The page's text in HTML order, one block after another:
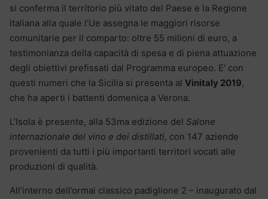
si conferma il territorio più vitato del Paese e la Regione
italiana alla quale l’Ue assegna le maggiori risorse
comunitarie per il comparto: oltre 55 milioni di euro, a
testimonianza della capacità di spesa e di piena attuazione
degli obiettivi prefissati dal Programma europeo. E’ con
questi numeri che la Sicilia si presenta al Vinitaly 2019,
che ha aperti i battenti domenica a Verona.
L’Isola è presente, alla 53ma edizione del Salone
internazionale del vino e dei distillati, con 147 aziende
provenienti da tutti i più importanti territori vocati alle
produzioni di qualità.
All’interno dell’ormai classico padiglione 2 – inaugurato dal